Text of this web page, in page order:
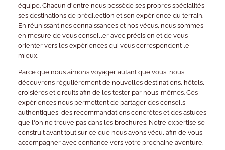
équipe. Chacun d'entre nous possède ses propres spécialités,
ses destinations de prédilection et son expérience du terrain.
En réunissant nos connaissances et nos vécus, nous sommes
en mesure de vous conseiller avec précision et de vous
orienter vers les expériences qui vous correspondent le
mieux.
Parce que nous aimons voyager autant que vous, nous
découvrons régulièrement de nouvelles destinations, hôtels,
croisières et circuits afin de les tester par nous-mêmes. Ces
expériences nous permettent de partager des conseils
authentiques, des recommandations concrètes et des astuces
que l'on ne trouve pas dans les brochures. Notre expertise se
construit avant tout sur ce que nous avons vécu, afin de vous
accompagner avec confiance vers votre prochaine aventure.